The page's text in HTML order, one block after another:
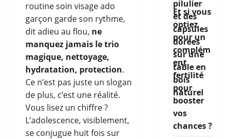
routine soin visage ado
garçon garde son rythme,
dit adieu au flou, ne
manquez jamais le trio
magique, nettoyage,
hydratation, protection.
Ce n’est pas juste un slogan
de plus, c’est une réalité.
Vous lisez un chiffre ?
L’adolescence, visiblement,
se conjugue huit fois sur
Et si vous
optiez
pour un
complém
ent
fertilité
pour
booster
vos
chances ?